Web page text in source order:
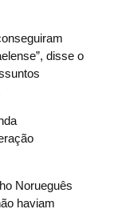
disse o
Norueguês
haviam